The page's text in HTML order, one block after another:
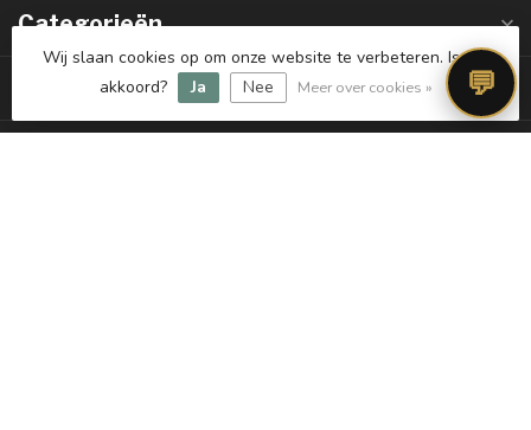
Categorieën
Informatie 💬
Wij slaan cookies op om onze website te verbeteren. Is dat
akkoord?
Ja Nee Meer over cookies »